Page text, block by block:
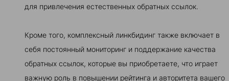
для привлечения естественных обратных ссылок.
Кроме того, комплексный линкбидинг также включает в
себя постоянный мониторинг и поддержание качества
обратных ссылок, которые вы приобретаете, что играет
важную роль в повышении рейтинга и авторитета вашего